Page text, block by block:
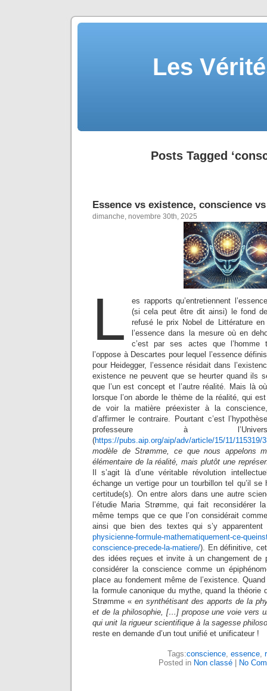
Les
Posts Tagged
Essence vs existence, conscience
dimanche, novembre 30th, 2025
L
es rapports qu’entretiennent
(si cela peut être dit ainsi) le fond
refusé le prix Nobel de Littérature en
l’essence dans la mesure où en
c’est par ses actes que
l’oppose à Descartes pour lequel l’essence
pour Heidegger, l’essence résidait dans
existence ne peuvent que se heurter quand ils
que l’un est concept et l’autre réalité. Mais là
lorsque l’on aborde le thème de la réalité, qui
de voir la matière préexister à la
d’affirmer le contraire. Pourtant c’est
professeure à
(https://pubs.aip.org/aip/adv/article/15/11/115319/
modèle de Strømme, ce que nous appelons
élémentaire de la réalité, mais plutôt une
Il s’agit là d’une véritable révolution
échange un vertige pour un tourbillon tel qu’il se
certitude(s). On entre alors dans une autre
l’étudie Maria Strømme, qui fait reconsidérer
même temps que ce que l’on considérait
ainsi que bien des textes qui s’y apparentent
physicienne-formule-mathematiquement-ce-
conscience-precede-la-matiere/). En définitive,
des idées reçues et invite à un changement de
considérer la conscience comme un
place au fondement même de l’existence.
la formule canonique du mythe, quand la théorie
Strømme « en synthétisant des apports de la
et de la philosophie, […] propose une voie vers
qui unit la rigueur scientifique à la sagesse
reste en demande d’un tout unifié et unificateur !
Tags:conscience, essence,
Posted in Non classé| No